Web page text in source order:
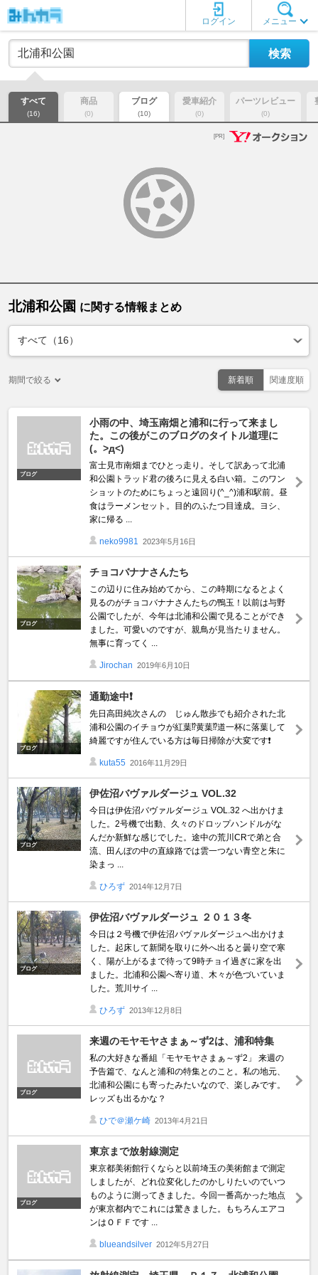
メニュー
ログイン
すべて
(16)
商品
(0)
ブログ
(10)
愛車紹介
(0)
パーツレビュー
(0)
[PR]
北浦和公園 に関する情報まとめ
期間で絞る 新着順 関連度順
ブログ
小雨の中、埼玉南畑と浦和に行って来まし
た。この後がこのブログのタイトル道理に
(。>д<)
富士見市南畑までひとっ走り。そして訳あって北浦
和公園トラッド君の後ろに見える白い箱。このワン
ショットのためにちょっと遠回り(^_^)浦和駅前。昼
食はラーメンセット。目的のふたつ目達成。ヨシ、
家に帰る ...
neko9981 2023年5月16日
ブログ
チョコバナナさんたち
この辺りに住み始めてから、この時期になるとよく
見るのがチョコバナナさんたちの鴨玉！以前は与野
公園でしたが、今年は北浦和公園で見ることができ
ました。可愛いのですが、親鳥が見当たりません。
無事に育ってく ...
Jirochan 2019年6月10日
ブログ
通勤途中❗
先日高田純次さんの じゅん散歩でも紹介された北
浦和公園のイチョウが紅葉⁉黄葉⁉道一杯に落葉して
綺麗ですが住んでいる方は毎日掃除が大変です❗
kuta55 2016年11月29日
ブログ
伊佐沼バヴァルダージュ VOL.32
今日は伊佐沼バヴァルダージュ VOL.32 へ出かけま
した。2号機で出動、久々のドロップハンドルがな
んだか新鮮な感じでした。途中の荒川CRで弟と合
流、田んぼの中の直線路では雲一つない青空と朱に
染まっ ...
ひろず 2014年12月7日
ブログ
伊佐沼バヴァルダージュ ２０１３冬
今日は２号機で伊佐沼バヴァルダージュへ出かけま
した。起床して新聞を取りに外へ出ると曇り空で寒
く、陽が上がるまで待って9時チョイ過ぎに家を出
ました。北浦和公園へ寄り道、木々が色づいていま
した。荒川サイ ...
ひろず 2013年12月8日
ブログ
来週のモヤモヤさまぁ～ず2は、浦和特集
私の大好きな番組「モヤモヤさまぁ～ず2」 来週の
予告篇で、なんと浦和の特集とのこと。私の地元、
北浦和公園にも寄ったみたいなので、楽しみです。
レッズも出るかな？
ひで＠瀬ケ崎 2013年4月21日
ブログ
東京まで放射線測定
東京都美術館行くならと以前埼玉の美術館まで測定
しましたが、どれ位変化したのかしりたいのでいつ
ものように測ってきました。今回一番高かった地点
が東京都内でこれには驚きました。もちろんエアコ
ンはＯＦＦです ...
blueandsilver 2012年5月27日